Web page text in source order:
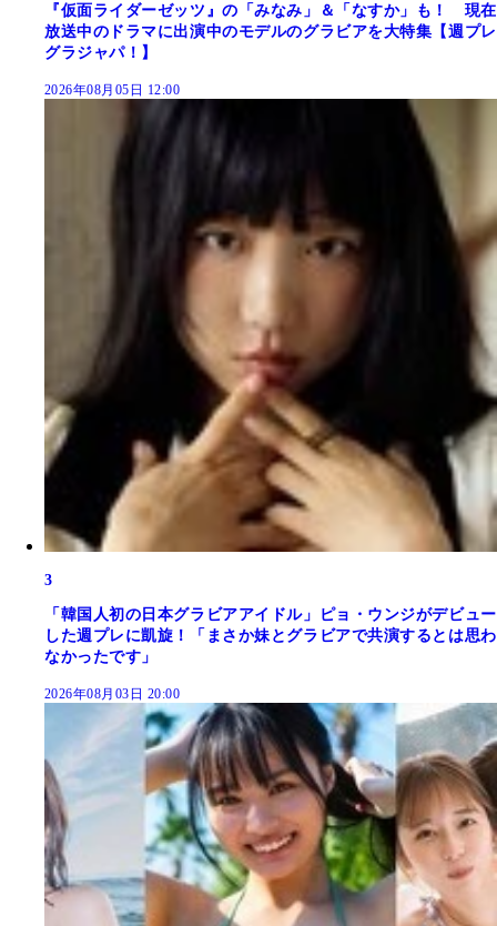
『仮面ライダーゼッツ』の「みなみ」＆「なすか」も！ 現在
放送中のドラマに出演中のモデルのグラビアを大特集【週プレ
グラジャパ！】
2026年08月05日 12:00
3
「韓国人初の日本グラビアアイドル」ピョ・ウンジがデビュー
した週プレに凱旋！「まさか妹とグラビアで共演するとは思わ
なかったです」
2026年08月03日 20:00